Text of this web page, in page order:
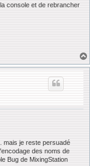
console et de rebrancher
mais je reste persuadé
des noms de
Bug de MixingStation